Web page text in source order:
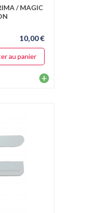
/ MAGIC
10,00 €
au panier
+